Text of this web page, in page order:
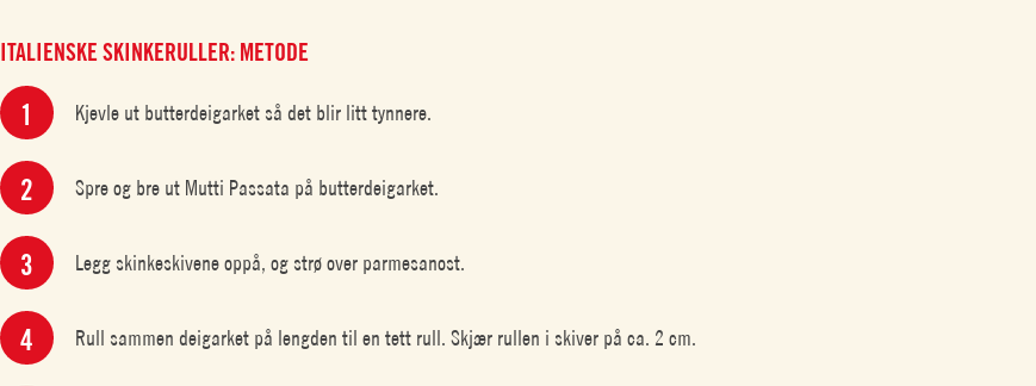
ITALIENSKE SKINKERULLER: METODE
Kjevle ut butterdeigarket så det blir litt tynnere.
Spre og bre ut Mutti Passata på butterdeigarket.
Legg skinkeskivene oppå, og strø over parmesanost.
Rull sammen deigarket på lengden til en tett rull. Skjær rullen i skiver på ca. 2 cm.